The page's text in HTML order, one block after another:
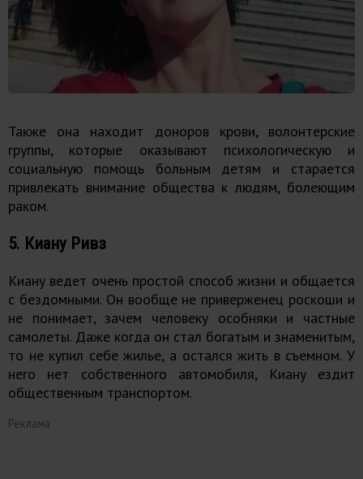
Также она находит доноров крови, волонтерские
группы, которые оказывают психологическую и
социальную помощь больным детям и старается
привлекать внимание общества к людям, болеющим
раком.
5. Киану Ривз
Киану ведет очень простой способ жизни и общается
с бездомными. Он вообще не приверженец роскоши и
не понимает, зачем человеку особняки и частные
самолеты. Даже когда он стал богатым и знаменитым,
то не купил себе жилье, а остался жить в съемном. У
него нет собственного автомобиля, Киану ездит
общественным транспортом.
Реклама